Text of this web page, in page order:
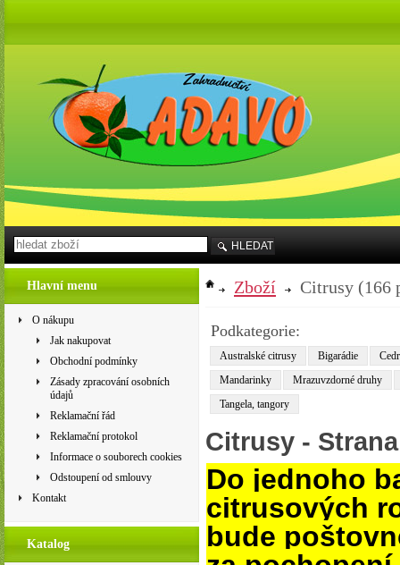
Hlavní menu
O nákupu
Jak nakupovat
Obchodní podmínky
Zásady zpracování osobních
údajů
Reklamační řád
Reklamační protokol
Informace o souborech cookies
Odstoupení od smlouvy
Kontakt
Katalog
Zboží Citrusy (166
Podkategorie:
Australské citrusy Bigarádie
Mandarinky
Mrazuvzdorné druhy
Tangela, tangory
Citrusy -
Do jednoho
citrusových
bude
HLEDAT